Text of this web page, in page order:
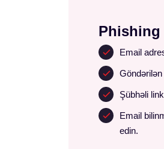
Phishing
Email
Şübhəli
Email
edin.